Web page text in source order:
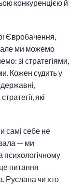
конкуренцією й
Євробачення,
але ми можемо
зі стратегіями,
Кожен судить у
які
самі себе не
— ми
психологічному
питання
Руслана чи хто